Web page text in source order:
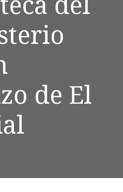
de El